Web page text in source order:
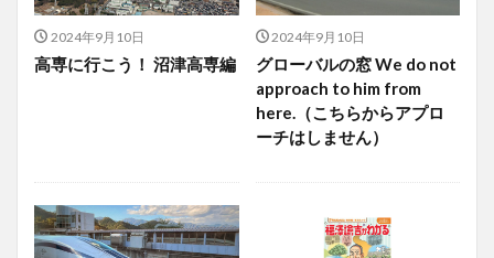
2024年9月10日
高専に行こう！ 沼津高専編
2024年9月10日
グローバルの窓 We do not
approach to him from
here.（こちらからアプロ
ーチはしません）